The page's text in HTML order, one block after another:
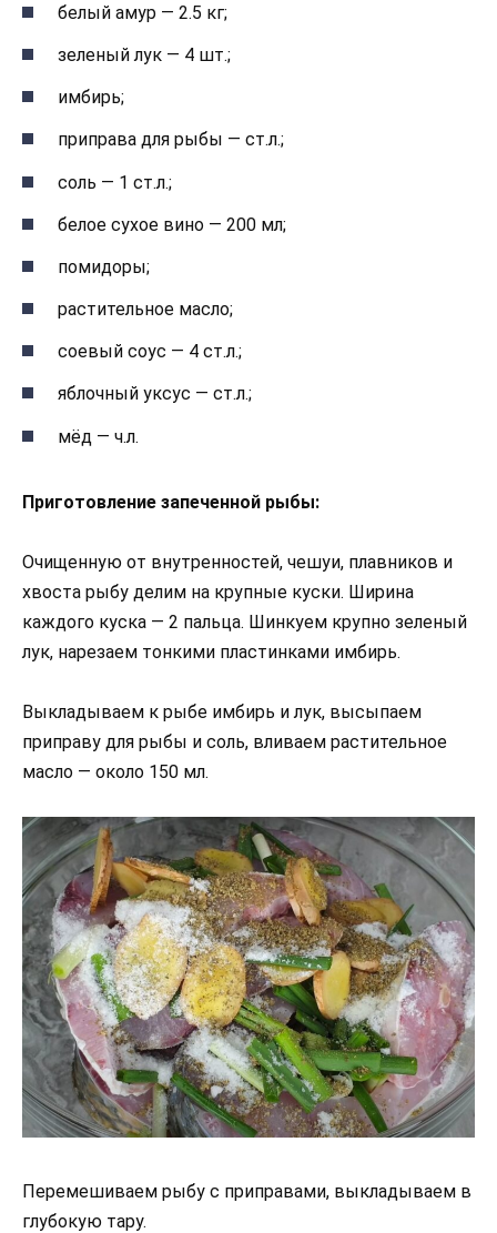
белый амур — 2.5 кг;
зеленый лук — 4 шт.;
имбирь;
приправа для рыбы — ст.л.;
соль — 1 ст.л.;
белое сухое вино — 200 мл;
помидоры;
растительное масло;
соевый соус — 4 ст.л.;
яблочный уксус — ст.л.;
мёд — ч.л.
Приготовление запеченной рыбы:
Очищенную от внутренностей, чешуи, плавников и
хвоста рыбу делим на крупные куски. Ширина
каждого куска — 2 пальца. Шинкуем крупно зеленый
лук, нарезаем тонкими пластинками имбирь.
Выкладываем к рыбе имбирь и лук, высыпаем
приправу для рыбы и соль, вливаем растительное
масло — около 150 мл.
Перемешиваем рыбу с приправами, выкладываем в
глубокую тару.